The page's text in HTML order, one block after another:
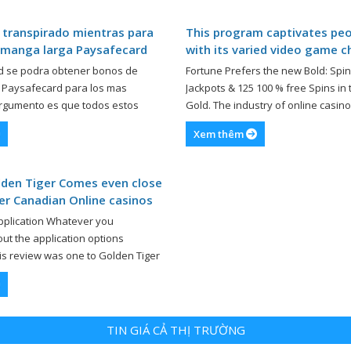
transpirado mientras para
larga Paysafecard
se podra obtener bonos de
para los mas
es que todos estos
estan prohibidos con el fin de
individuos. Lo cual si se podra
This program captivates
with its varied video game
secure environment, and
advertising also offers
Fortune Prefers the new Bold:
Jackpots & 125 100 % free Spins in
Gold. The industry of online
previously-developing, providing a
experience for players trying to
Xem thêm
Tiger Comes even close
Canadian Online casinos
Whatever you
the application options
review was one to Golden Tiger
more than 550 headings
assortment of studios
Chance Facility and only for
to join up is quick and […]
TIN GIÁ CẢ THỊ TRƯỜNG